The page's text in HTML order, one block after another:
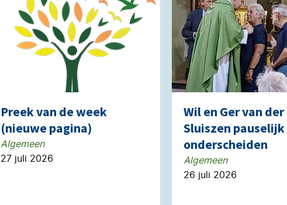
Preek van de week
(nieuwe pagina)
Algemeen
27 juli 2026
Wil en Ger van der
Sluiszen pauselijk
onderscheiden
Algemeen
26 juli 2026